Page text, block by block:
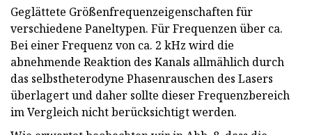
Geglättete Größenfrequenzeigenschaften für
verschiedene Paneltypen. Für Frequenzen über ca.
Bei einer Frequenz von ca. 2 kHz wird die
abnehmende Reaktion des Kanals allmählich durch
das selbstheterodyne Phasenrauschen des Lasers
überlagert und daher sollte dieser Frequenzbereich
im Vergleich nicht berücksichtigt werden.